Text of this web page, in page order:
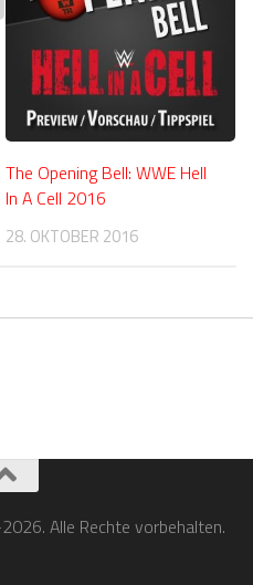
The Opening Bell: WWE Hell
In A Cell 2016
28. OKTOBER 2016
Alle Rechte vorbehalten.